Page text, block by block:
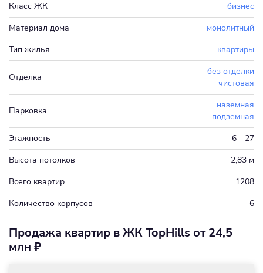
Класс ЖК
бизнес
Материал дома
монолитный
Тип жилья
квартиры
Отделка
без отделки
чистовая
Парковка
наземная
подземная
Этажность
6 - 27
Высота потолков
2,83 м
Всего квартир
1208
Количество корпусов
6
Продажа квартир в ЖК TopHills от 24,5
млн ₽